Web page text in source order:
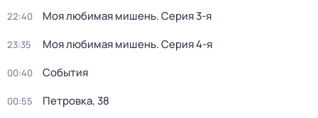
22:40 Моя любимая мишень. Серия 3-я
23:35 Моя любимая мишень. Серия 4-я
00:40 События
00:55 Петровка, 38